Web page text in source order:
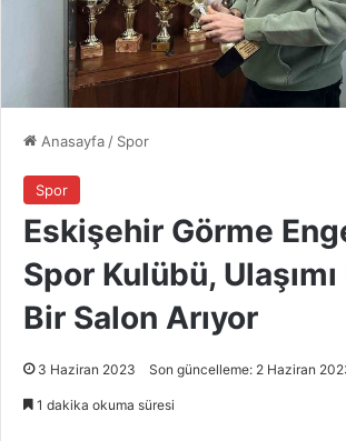
Anasayfa / Spor
Spor
Eskişehir Görme
Spor Kulübü,
Bir Salon Arıyor
3 Haziran 2023 Son güncelleme: 2 Haziran
1 dakika okuma süresi